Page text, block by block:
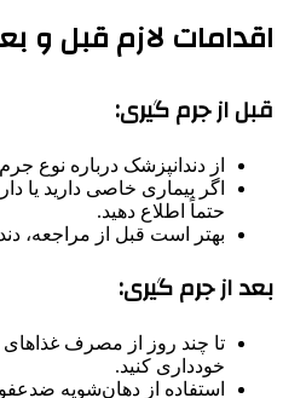
اقدامات لازم قبل و
قبل از جرم گیری:
از دندانپزشک درباره نوع
اگر بیماری خاصی دارید
حتماً اطلاع دهید.
بهتر است قبل از مراجعه،
بعد از جرم گیری:
تا چند روز از مصرف
خودداری کنید.
استفاده از دهان‌شویه